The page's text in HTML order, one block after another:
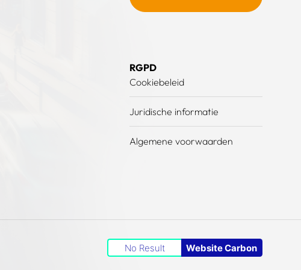
RGPD
Cookiebeleid
Juridische informatie
Algemene voorwaarden
No Result Website Carbon